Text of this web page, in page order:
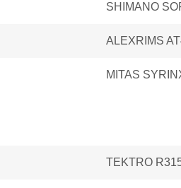
SHIMANO
ALEXRIMS
MITAS
TEKTRO